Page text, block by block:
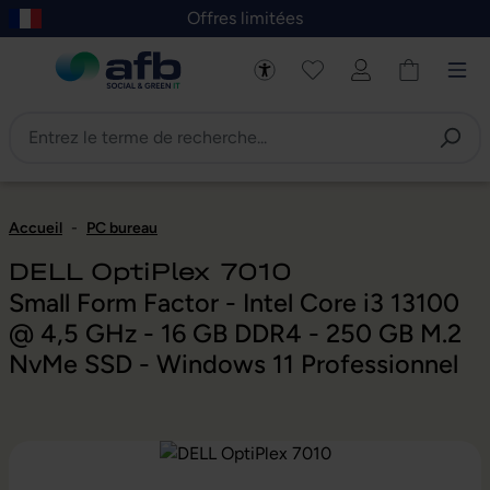
au contenu principal
Skip to B2B platform navigation
Offres limitées
Accueil - PC bureau
DELL OptiPlex 7010
Small Form Factor - Intel Core i3 13100
@ 4,5 GHz - 16 GB DDR4 - 250 GB M.2
NvMe SSD - Windows 11 Professionnel
Ignorer la galerie d'images